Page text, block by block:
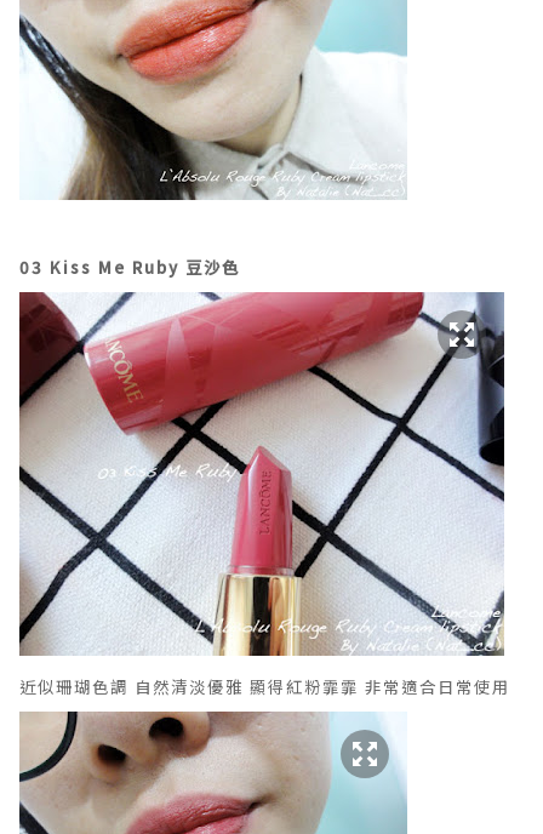
03 Kiss Me Ruby 豆沙色
近似珊瑚色調 自然清淡優雅 顯得紅粉霏霏 非常適合日常使用